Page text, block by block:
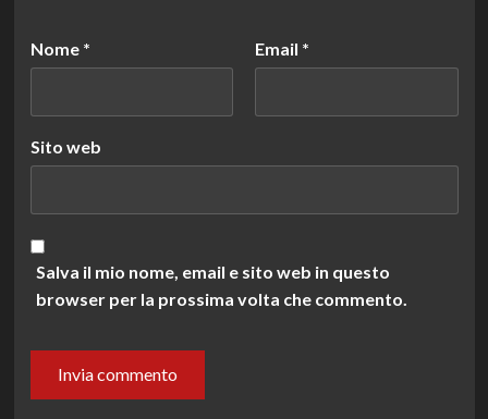
Nome * Email *
Sito web
Salva il mio nome, email e sito web in questo
browser per la prossima volta che commento.